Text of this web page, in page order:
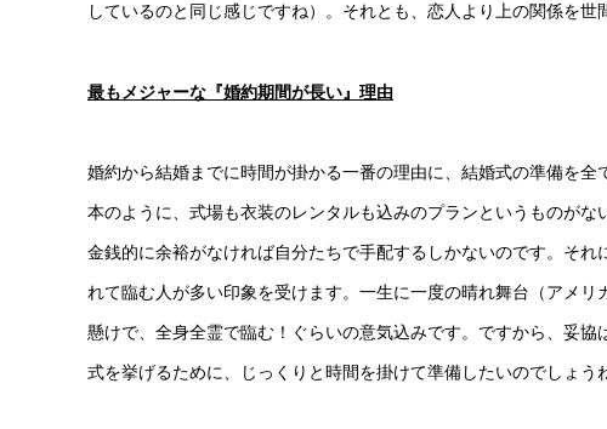
しているのと同じ感じですね）。それとも、恋人より上の関係を
最もメジャーな『婚約期間が長い』理由
婚約から結婚までに時間が掛かる一番の理由に、結婚式の準備を
本のように、式場も衣装のレンタルも込みのプランというものが
金銭的に余裕がなければ自分たちで手配するしかないのです。そ
れて臨む人が多い印象を受けます。一生に一度の晴れ舞台（アメ
懸けで、全身全霊で臨む！ぐらいの意気込みです。ですから、妥
式を挙げるために、じっくりと時間を掛けて準備したいのでしょう